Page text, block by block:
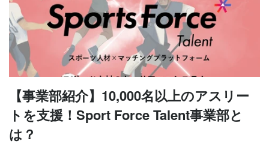
【事業部紹介】10,000名以上のアスリー
トを支援！Sport Force Talent事業部と
は？